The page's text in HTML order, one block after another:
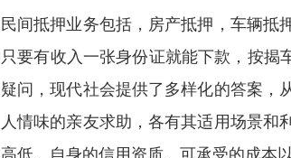
民间抵押业务包括，房产抵押，车辆抵
只要有收入一张身份证就能下款，按揭
疑问，现代社会提供了多样化的答案，
人情味的亲友求助，各有其适用场景
高低、自身的信用资质、可承受的成本